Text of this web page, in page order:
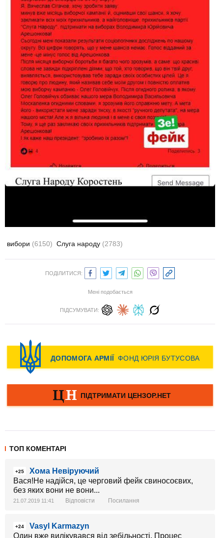
вибори (6150) Слуга народу (2783)
ПОДІЛИТИСЯ:
Мені подобається
ПІДСУМУВАТИ:
ТОП КОМЕНТАРІ
+25
Хома Невіруючий
Вася!Не надійся, це черговий фейк свиносоєвих,
без яких вони не вони...
21.07.2019 11:41 Відповісти Посилання
+24
Vasyl Karmazyn
Один вже вилікувався від зебільності. Процес